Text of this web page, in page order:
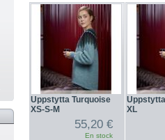
Uppstytta Turquoise
XS-S-M
55,20 €
En stock
XL